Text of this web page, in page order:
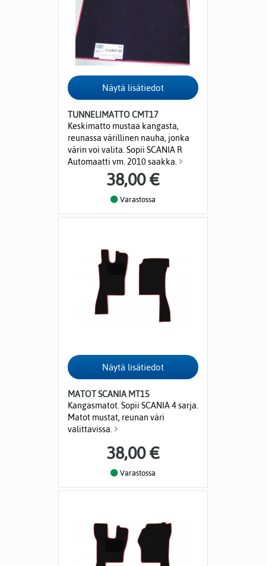
TUNNELIMATTO CMT17
Keskimatto mustaa kangasta,
reunassa värillinen nauha, jonka
värin voi valita. Sopii SCANIA R
Automaatti vm. 2010 saakka.
38,00 €
Varastossa
MATOT SCANIA MT15
Kangasmatot. Sopii SCANIA 4 sarja.
Matot mustat, reunan väri
valittavissa.
38,00 €
Varastossa